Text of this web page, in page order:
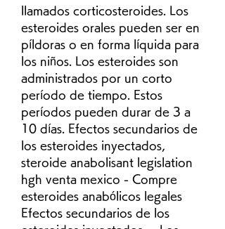
llamados corticosteroides. Los
esteroides orales pueden ser en
píldoras o en forma líquida para
los niños. Los esteroides son
administrados por un corto
período de tiempo. Estos
períodos pueden durar de 3 a
10 días. Efectos secundarios de
los esteroides inyectados,
steroide anabolisant legislation
hgh venta mexico - Compre
esteroides anabólicos legales
Efectos secundarios de los